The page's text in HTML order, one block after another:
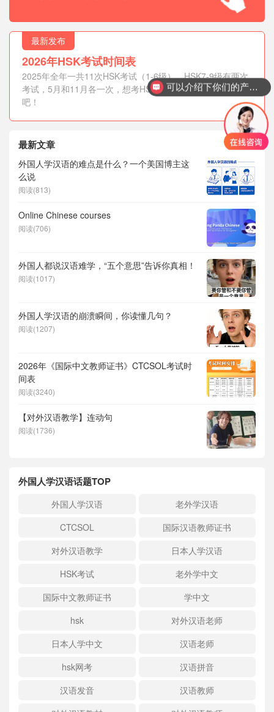
最新发布
2026年HSK考试时间表
2025年全年一共11次HSK考试（1-6级），HSK7-9级有两次
考试，5月和11月各一次，想考HSK的外国人抓紧时间报名
吧！
最新文章
外国人学汉语的难点是什么？一个美国博主这
么说
阅读(813)
Online Chinese courses
阅读(706)
外国人都说汉语难学，“五个意思”告诉你真相！
阅读(1017)
外国人学汉语的崩溃瞬间，你读懂几句？
阅读(1207)
2026年《国际中文教师证书》CTCSOL考试时
间表
阅读(3240)
【对外汉语教学】连动句
阅读(1736)
外国人学汉语话题TOP
外国人学汉语
老外学汉语
CTCSOL
国际汉语教师证书
对外汉语教学
日本人学汉语
HSK考试
老外学中文
国际中文教师证书
学中文
hsk
对外汉语老师
日本人学中文
汉语老师
hsk网考
汉语拼音
汉语发音
汉语教师
可以介绍下你们的产品么？